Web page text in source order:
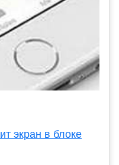
экран в блоке